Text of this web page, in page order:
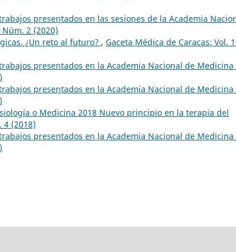
presentados en las sesiones de la Academia
2 (2020)
¿Un reto al futuro? , Gaceta Médica de Caracas: Vol.
presentados en la Academia Nacional de Medicina
presentados en la Academia Nacional de Medicina
o Medicina 2018 Nuevo principio en la terapia del
4 (2018)
presentados en la Academia Nacional de Medicina